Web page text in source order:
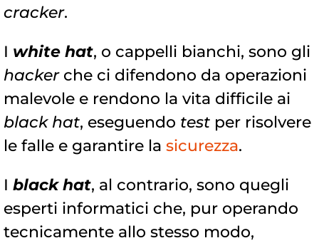
cracker.
I white hat, o cappelli bianchi, sono gli
hackerche ci difendono da operazioni
malevole e rendono la vita difficile ai
black hat, eseguendo test per risolvere
le falle e garantire la sicurezza.
I black hat, al contrario, sono quegli
esperti informatici che, pur operando
tecnicamente allo stesso modo,